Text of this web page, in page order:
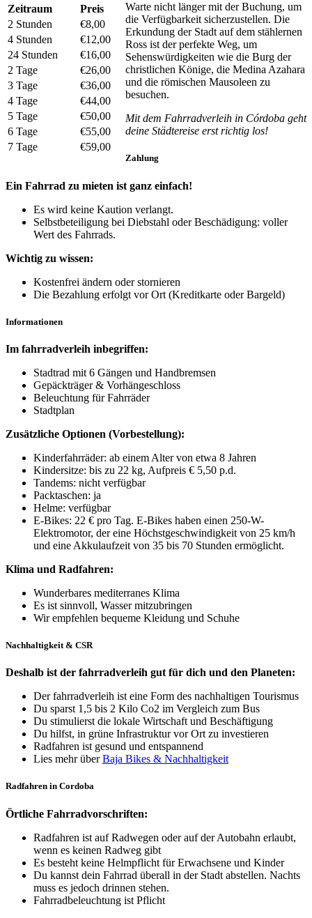
Zeitraum
Preis
2 Stunden
€8,00
4 Stunden
€12,00
24 Stunden
€16,00
2 Tage
€26,00
3 Tage
€36,00
4 Tage
€44,00
5 Tage
€50,00
6 Tage
€55,00
7 Tage
€59,00
Warte nicht länger mit der Buchung, um
die Verfügbarkeit sicherzustellen. Die
Erkundung der Stadt auf dem stählernen
Ross ist der perfekte Weg, um
Sehenswürdigkeiten wie die Burg der
christlichen Könige, die Medina Azahara
und die römischen Mausoleen zu
besuchen.
Mit dem Fahrradverleih in Córdoba geht
deine Städtereise erst richtig los!
Zahlung
Ein Fahrrad zu mieten ist ganz einfach!
Es wird keine Kaution verlangt.
Selbstbeteiligung bei Diebstahl oder Beschädigung: voller
Wert des Fahrrads.
Wichtig zu wissen:
Kostenfrei ändern oder stornieren
Die Bezahlung erfolgt vor Ort (Kreditkarte oder Bargeld)
Informationen
Im fahrradverleih inbegriffen:
Stadtrad mit 6 Gängen und Handbremsen
Gepäckträger & Vorhängeschloss
Beleuchtung für Fahrräder
Stadtplan
Zusätzliche Optionen (Vorbestellung):
Kinderfahrräder: ab einem Alter von etwa 8 Jahren
Kindersitze: bis zu 22 kg, Aufpreis € 5,50 p.d.
Tandems: nicht verfügbar
Packtaschen: ja
Helme: verfügbar
E-Bikes: 22 € pro Tag. E-Bikes haben einen 250-W-
Elektromotor, der eine Höchstgeschwindigkeit von 25 km/h
und eine Akkulaufzeit von 35 bis 70 Stunden ermöglicht.
Klima und Radfahren:
Wunderbares mediterranes Klima
Es ist sinnvoll, Wasser mitzubringen
Wir empfehlen bequeme Kleidung und Schuhe
Nachhaltigkeit & CSR
Deshalb ist der fahrradverleih gut für dich und den Planeten:
Der fahrradverleih ist eine Form des nachhaltigen Tourismus
Du sparst 1,5 bis 2 Kilo Co2 im Vergleich zum Bus
Du stimulierst die lokale Wirtschaft und Beschäftigung
Du hilfst, in grüne Infrastruktur vor Ort zu investieren
Radfahren ist gesund und entspannend
Lies mehr überBaja Bikes & Nachhaltigkeit
Radfahren in Cordoba
Örtliche Fahrradvorschriften:
Radfahren ist auf Radwegen oder auf der Autobahn erlaubt,
wenn es keinen Radweg gibt
Es besteht keine Helmpflicht für Erwachsene und Kinder
Du kannst dein Fahrrad überall in der Stadt abstellen. Nachts
muss es jedoch drinnen stehen.
Fahrradbeleuchtung ist Pflicht